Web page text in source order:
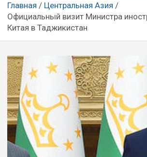
Главная
Центральная Азия
Официальный визит Министра
Китая в Таджикистан